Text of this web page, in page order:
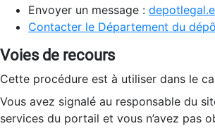
Envoyer un message :
Contacter le Département du
Voies de recours
Cette procédure est à utiliser dans le
Vous avez signalé au responsable du
services du portail et vous n’avez pas